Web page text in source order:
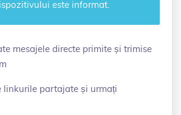
este informat.
mesajele directe primite și trimise
linkurile partajate și urmați